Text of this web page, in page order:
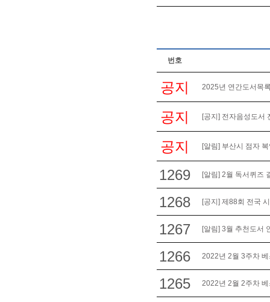
번호
공지 2025년 연간도서목
공지 [공지] 전자음성도서
공지 [알림] 부산시 점자
1269 [알림] 2월 독서퀴즈
1268 [공지] 제88회 전국
1267 [알림] 3월 추천도서
1266 2022년 2월 3주차
1265 2022년 2월 2주차